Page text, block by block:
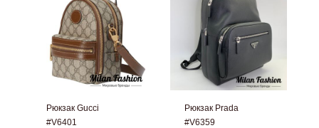
Рюкзак Gucci
#V6401
Рюкзак Prada
#V6359